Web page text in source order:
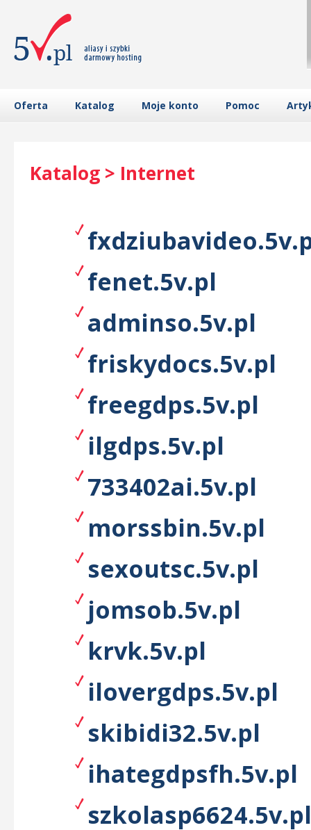
Oferta Katalog Moje konto Pomoc
Katalog > Internet
fenet.5v.pl
adminso.5v.pl
friskydocs.5v.pl
freegdps.5v.pl
ilgdps.5v.pl
733402ai.5v.pl
morssbin.5v.pl
sexoutsc.5v.pl
jomsob.5v.pl
krvk.5v.pl
ilovergdps.5v.pl
skibidi32.5v.pl
ihategdpsfh.5v.pl
szkolasp6624.5v.pl